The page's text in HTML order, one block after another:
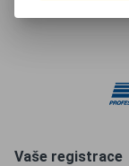
Vaše registrace